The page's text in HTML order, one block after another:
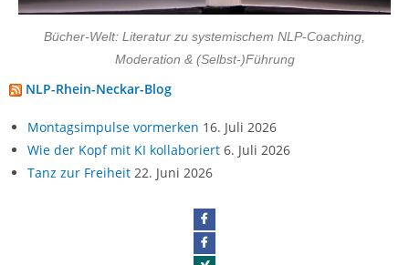
Bücher-Welt: Literatur zu systemischem NLP-Coaching,
Moderation & (Selbst-)Führung
NLP-Rhein-Neckar-Blog
Montagsimpulse vormerken 16. Juli 2026
Wie der Kopf mit KI kollaboriert 6. Juli 2026
Tanz zur Freiheit 22. Juni 2026